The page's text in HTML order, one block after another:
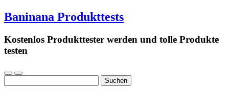
Baninana Produkttests
Kostenlos Produkttester werden und tolle Produkte
testen
nach: